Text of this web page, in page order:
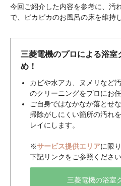
今回ご紹介した内容を参考に、汚
で、ピカピカのお風呂の床を維持
三菱電機のプロによる浴室
め！
カビや水アカ、ヌメリなど
のクリーニングをプロにお
ご自身ではなかなか落とせ
掃除がしにくい箇所の汚れ
レイにします。
※サービス提供エリアに限
下記リンクをご参照ください
三菱電機の浴室